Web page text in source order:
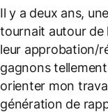
Il y a deux ans,
tournait autour de
leur approbation/
gagnons
orienter mon
génération de